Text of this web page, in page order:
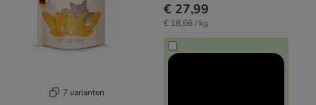
7 varianten
€ 27,99
€ 18,66 / kg